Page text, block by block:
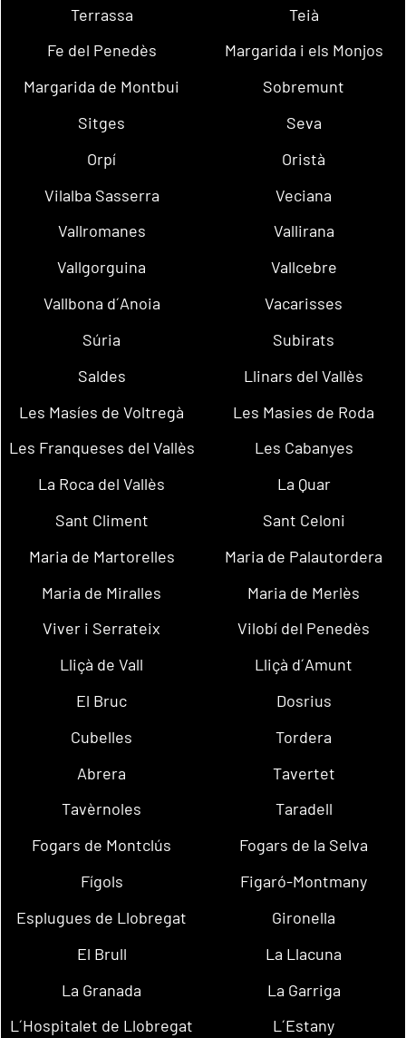
Terrassa
Teià
Fe del Penedès
Margarida i els Monjos
Margarida de Montbui
Sobremunt
Sitges
Seva
Orpí
Oristà
Vilalba Sasserra
Veciana
Vallromanes
Vallirana
Vallgorguina
Vallcebre
Vallbona d´Anoia
Vacarisses
Súria
Subirats
Saldes
Llinars del Vallès
Les Masíes de Voltregà
Les Masies de Roda
Les Franqueses del Vallès
Les Cabanyes
La Roca del Vallès
La Quar
Sant Climent
Sant Celoni
Maria de Martorelles
Maria de Palautordera
Maria de Miralles
Maria de Merlès
Viver i Serrateix
Vilobí del Penedès
Lliçà de Vall
Lliçà d´Amunt
El Bruc
Dosrius
Cubelles
Tordera
Abrera
Tavertet
Tavèrnoles
Taradell
Fogars de Montclús
Fogars de la Selva
Fígols
Figaró-Montmany
Esplugues de Llobregat
Gironella
El Brull
La Llacuna
La Granada
La Garriga
L´Hospitalet de Llobregat
L´Estany